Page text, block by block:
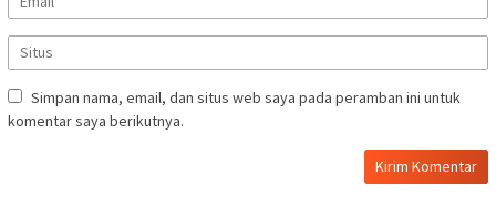
Simpan nama, email, dan situs web saya pada peramban ini untuk
komentar saya berikutnya.